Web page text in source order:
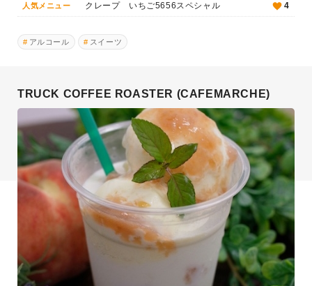
人気メニュー クレープ いちご5656スペシャル 4
アルコール スイーツ
TRUCK COFFEE ROASTER (CAFEMARCHE)